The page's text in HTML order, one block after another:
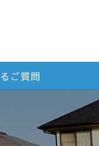
ご質問